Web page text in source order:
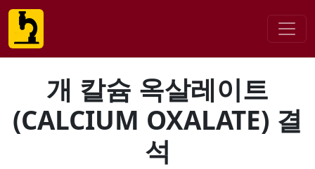
개 칼슘 옥살레이트
(CALCIUM OXALATE) 결
석